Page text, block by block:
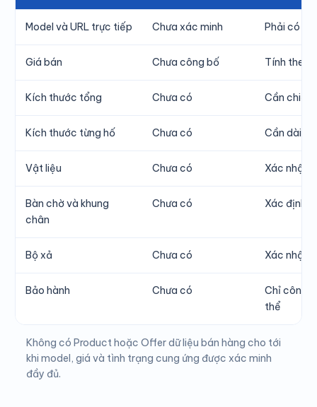
Model và URL trực tiếp Chưa xác minh Phải có
Giá bán Chưa công bố Tính theo
Kích thước tổng Chưa có Cần chiều
Kích thước từng hố Chưa có Cần dài ×
Vật liệu Chưa có Xác nhận
Bàn chờ và khung
chân
Chưa có Xác định
Bộ xả Chưa có Xác nhận
Bảo hành Chưa có
Chỉ công
thể
Không có Product hoặc Offer dữ liệu bán hàng cho tới
khi model, giá và tình trạng cung ứng được xác minh
đầy đủ.